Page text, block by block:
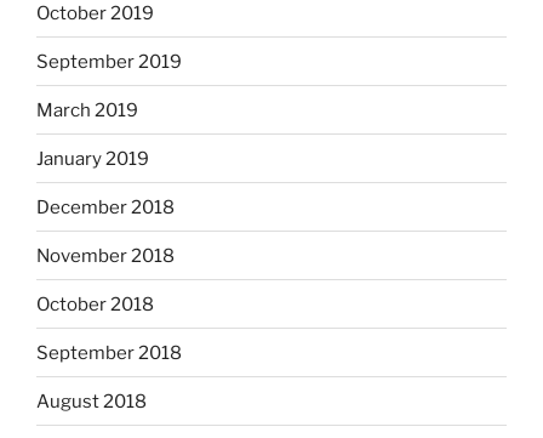
October 2019
September 2019
March 2019
January 2019
December 2018
November 2018
October 2018
September 2018
August 2018